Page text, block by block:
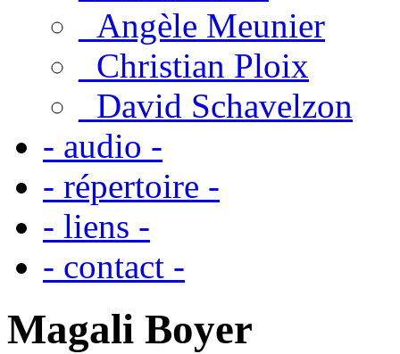
_Angèle Meunier
_Christian Ploix
_David Schavelzon
- audio -
- répertoire -
- liens -
- contact -
Magali Boyer